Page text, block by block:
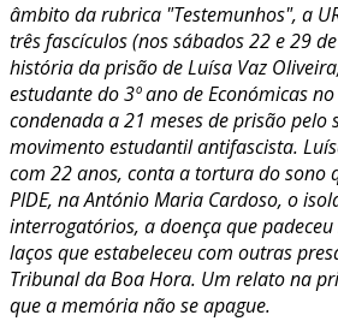
âmbito da rubrica "Testemunhos", a
três fascículos (nos sábados 22 e 29
história da prisão de Luísa Vaz
estudante do 3º ano de Económicas no
condenada a 21 meses de prisão pelo
movimento estudantil antifascista.
com 22 anos, conta a tortura do sono
PIDE, na António Maria Cardoso, o
interrogatórios, a doença que
laços que estabeleceu com outras
Tribunal da Boa Hora. Um relato na
que a memória não se apague.